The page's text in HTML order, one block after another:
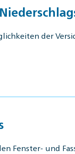
der
und